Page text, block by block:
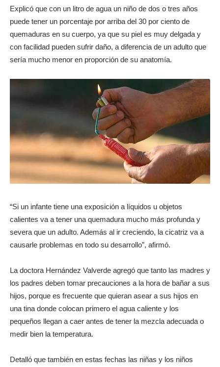
Explicó que con un litro de agua un niño de dos o tres años
puede tener un porcentaje por arriba del 30 por ciento de
quemaduras en su cuerpo, ya que su piel es muy delgada y
con facilidad pueden sufrir daño, a diferencia de un adulto que
sería mucho menor en proporción de su anatomía.
“Si un infante tiene una exposición a líquidos u objetos
calientes va a tener una quemadura mucho más profunda y
severa que un adulto. Además al ir creciendo, la cicatriz va a
causarle problemas en todo su desarrollo”, afirmó.
La doctora Hernández Valverde agregó que tanto las madres y
los padres deben tomar precauciones a la hora de bañar a sus
hijos, porque es frecuente que quieran asear a sus hijos en
una tina donde colocan primero el agua caliente y los
pequeños llegan a caer antes de tener la mezcla adecuada o
medir bien la temperatura.
Detalló que también en estas fechas las niñas y los niños